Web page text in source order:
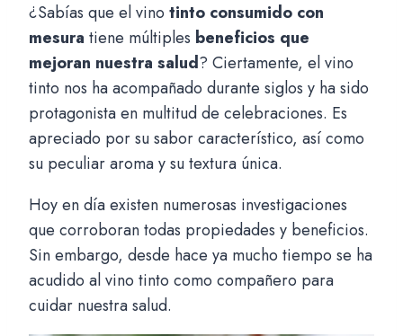
¿Sabías que el vino tinto consumido con
mesura tiene múltiples beneficios que
mejoran nuestra salud? Ciertamente, el vino
tinto nos ha acompañado durante siglos y ha sido
protagonista en multitud de celebraciones. Es
apreciado por su sabor característico, así como
su peculiar aroma y su textura única.
Hoy en día existen numerosas investigaciones
que corroboran todas propiedades y beneficios.
Sin embargo, desde hace ya mucho tiempo se ha
acudido al vino tinto como compañero para
cuidar nuestra salud.